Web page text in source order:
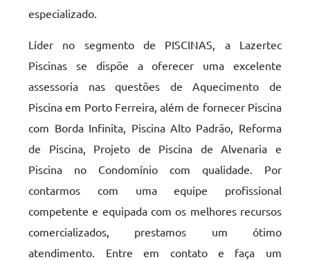
especializado.
Líder no segmento de PISCINAS, a Lazertec
Piscinas se dispõe a oferecer uma excelente
assessoria nas questões de Aquecimento de
Piscina em Porto Ferreira, além de fornecer Piscina
com Borda Infinita, Piscina Alto Padrão, Reforma
de Piscina, Projeto de Piscina de Alvenaria e
Piscina no Condomínio com qualidade. Por
contarmos com uma equipe profissional
competente e equipada com os melhores recursos
comercializados, prestamos um ótimo
atendimento. Entre em contato e faça um